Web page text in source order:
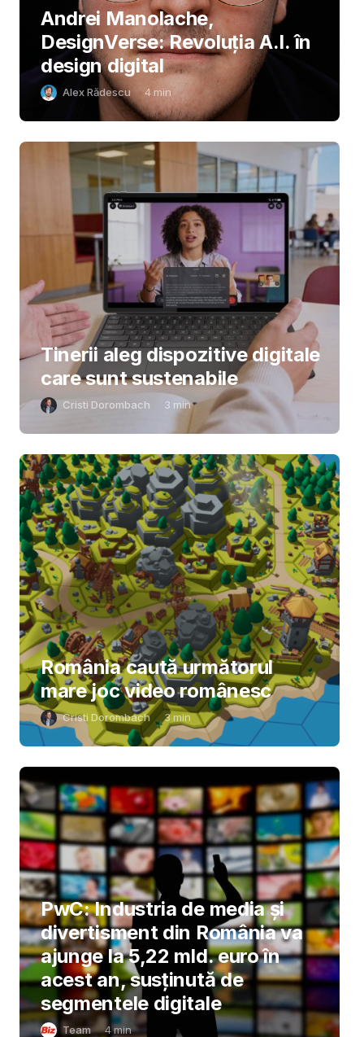
Andrei Manolache,
DesignVerse: Revoluția A.I. în
design digital
Alex Rădescu 4 min
Tinerii aleg dispozitive digitale
care sunt sustenabile
Cristi Dorombach 3 min
România caută următorul
mare joc video românesc
Cristi Dorombach 3min
PwC: Industria de media și
divertisment din România va
ajunge la 5,22 mld. euro în
acest an, susținută de
segmentele digitale
Team 4min